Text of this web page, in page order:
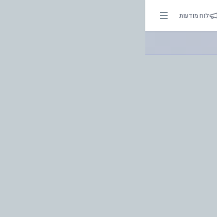
| אור בהירות הדרך
לוח מודעות